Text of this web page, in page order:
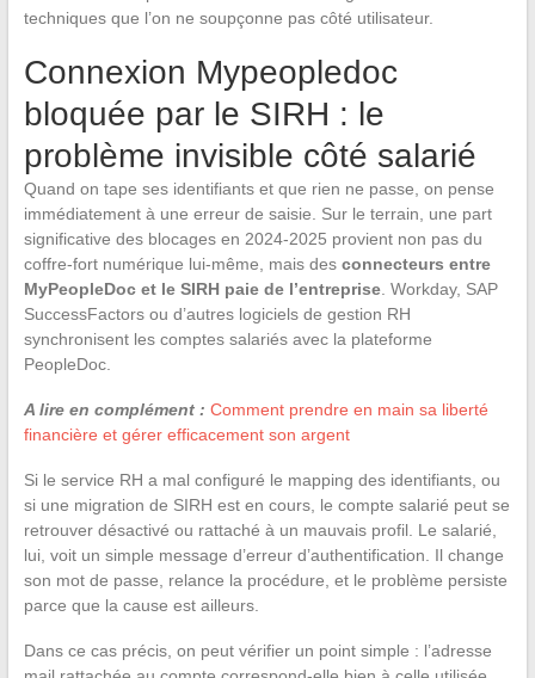
techniques que l’on ne soupçonne pas côté utilisateur.
Connexion Mypeopledoc
bloquée par le SIRH : le
problème invisible côté salarié
Quand on tape ses identifiants et que rien ne passe, on pense
immédiatement à une erreur de saisie. Sur le terrain, une part
significative des blocages en 2024-2025 provient non pas du
coffre-fort numérique lui-même, mais des connecteurs entre
MyPeopleDoc et le SIRH paie de l’entreprise. Workday, SAP
SuccessFactors ou d’autres logiciels de gestion RH
synchronisent les comptes salariés avec la plateforme
PeopleDoc.
A lire en complément : Comment prendre en main sa liberté
financière et gérer efficacement son argent
Si le service RH a mal configuré le mapping des identifiants, ou
si une migration de SIRH est en cours, le compte salarié peut se
retrouver désactivé ou rattaché à un mauvais profil. Le salarié,
lui, voit un simple message d’erreur d’authentification. Il change
son mot de passe, relance la procédure, et le problème persiste
parce que la cause est ailleurs.
Dans ce cas précis, on peut vérifier un point simple : l’adresse